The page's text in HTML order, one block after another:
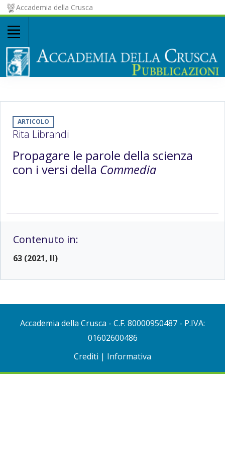
Accademia della Crusca
ARTICOLO
Rita Librandi
Propagare le parole della scienza
con i versi della Commedia
Contenuto in:
63 (2021, II)
Accademia della Crusca - C.F. 80000950487 - P.IVA:
01602600486
Crediti | Informativa